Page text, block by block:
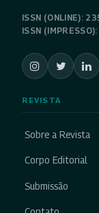
ISSN (ONLINE):
ISSN
REVISTA
Sobre a Revista
Corpo Editorial
Submissão